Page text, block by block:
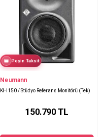
Peşin Taksit
Neumann
KH 150 / Stüdyo Referans Monitörü (Tek)
150.790TL